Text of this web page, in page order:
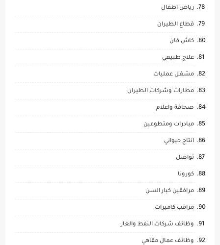
رياض اطفال
قطاع الطيران
كاش فان
علاج طبيعي
مشغل عمليات
مطارات وشركات الطيران
صحافة واعلام
مبادرات ومتطوعين
انتاج حيواني
تواصل
كورونا
مرافقين كبار السن
مراقب كاميرات
وظائف شركات النفط والغاز
وظائف عمال مقاهي